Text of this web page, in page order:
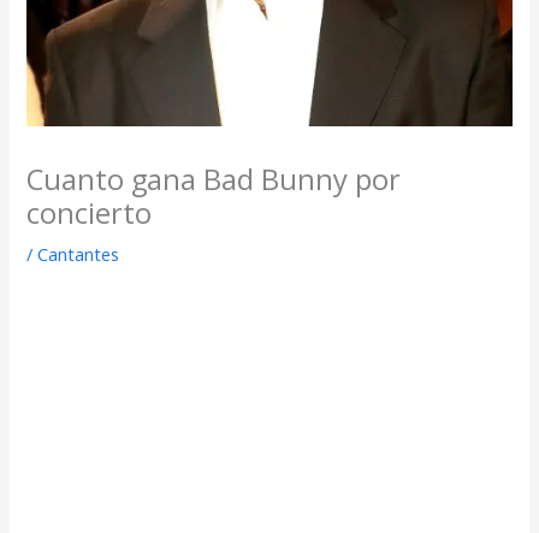
Cuanto gana Bad Bunny por
concierto
/Cantantes